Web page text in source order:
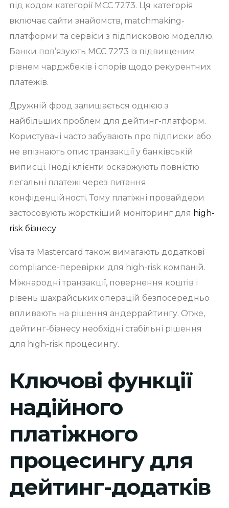
під кодом категорії MCC 7273. Ця категорія
включає сайти знайомств, matchmaking-
платформи та сервіси з підписковою моделлю.
Банки пов’язують MCC 7273 із підвищеним
рівнем чарджбеків і спорів щодо рекурентних
платежів.
Дружній фрод залишається однією з
найбільших проблем для дейтинг-платформ.
Користувачі часто забувають про підписки або
не впізнають опис транзакції у банківській
виписці. Іноді клієнти оскаржують повністю
легальні платежі через питання
конфіденційності. Тому платіжні провайдери
застосовують жорсткіший моніторинг для high-
risk бізнесу.
Visa та Mastercard також вимагають додаткові
compliance-перевірки для high-risk компаній.
Міжнародні транзакції, повернення коштів і
рівень шахрайських операцій безпосередньо
впливають на рішення андеррайтингу. Отже,
дейтинг-бізнесу необхідні стабільні рішення
для high-risk процесингу.
Ключові функції
надійного
платіжного
процесингу для
дейтинг-додатків